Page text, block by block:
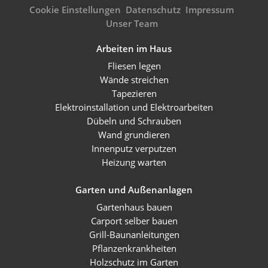
Cookie Einstellungen Datenschutz Impressum
Unser Team
Arbeiten im Haus
Fliesen legen
Wände streichen
Tapezieren
Elektroinstallation und Elektroarbeiten
Dübeln und Schrauben
Wand grundieren
Innenputz verputzen
Heizung warten
Garten und Außenanlagen
Gartenhaus bauen
Carport selber bauen
Grill-Baunanleitungen
Pflanzenkrankheiten
Holzschutz im Garten